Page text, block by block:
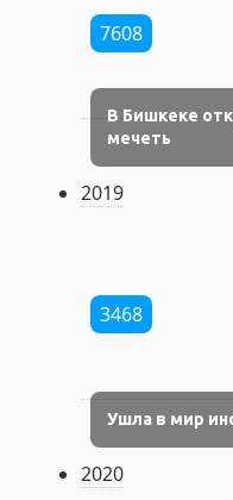
7608
В Бишкеке
мечеть
2019
3468
Ушла в мир
2020